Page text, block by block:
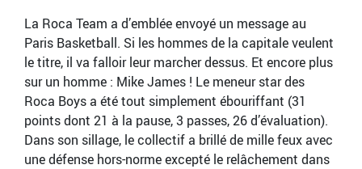
La Roca Team a d’emblée envoyé un message au
Paris Basketball. Si les hommes de la capitale veulent
le titre, il va falloir leur marcher dessus. Et encore plus
sur un homme : Mike James ! Le meneur star des
Roca Boys a été tout simplement ébouriffant (31
points dont 21 à la pause, 3 passes, 26 d’évaluation).
Dans son sillage, le collectif a brillé de mille feux avec
une défense hors-norme excepté le relâchement dans